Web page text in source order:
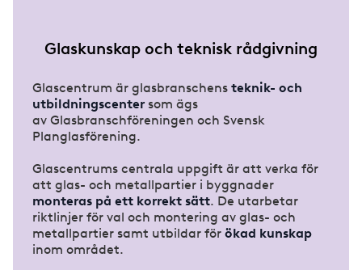
Glaskunskap och teknisk rådgivning
Glascentrum är glasbranschens teknik- och
utbildningscenter som ägs
av Glasbranschföreningen och Svensk
Planglasförening.
Glascentrums centrala uppgift är att verka för
att glas- och metallpartier i byggnader
monteras på ett korrekt sätt. De utarbetar
riktlinjer för val och montering av glas- och
metallpartier samt utbildar för ökad kunskap
inom området.